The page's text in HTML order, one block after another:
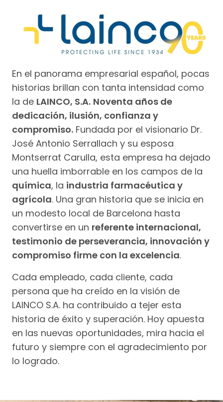
En el panorama empresarial español, pocas
historias brillan con tanta intensidad como
la de LAINCO, S.A. Noventa años de
dedicación, ilusión, confianza y
compromiso. Fundada por el visionario Dr.
José Antonio Serrallach y su esposa
Montserrat Carulla, esta empresa ha dejado
una huella imborrable en los campos de la
química, la industria farmacéutica y
agrícola. Una gran historia que se inicia en
un modesto local de Barcelona hasta
convertirse en un referente internacional,
testimonio de perseverancia, innovación y
compromiso firme con la excelencia.
Cada empleado, cada cliente, cada
persona que ha creído en la visión de
LAINCO S.A. ha contribuido a tejer esta
historia de éxito y superación. Hoy apuesta
en las nuevas oportunidades, mira hacia el
futuro y siempre con el agradecimiento por
lo logrado.